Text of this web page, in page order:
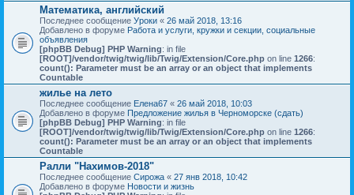
Математика, английский
Последнее сообщение Уроки « 26 май 2018, 13:16
Добавлено в форуме Работа и услуги, кружки и секции, социальные
объявления
[phpBB Debug] PHP Warning: in file
[ROOT]/vendor/twig/twig/lib/Twig/Extension/Core.php on line 1266:
count(): Parameter must be an array or an object that implements
Countable
жилье на лето
Последнее сообщение Елена67 « 26 май 2018, 10:03
Добавлено в форуме Предложение жилья в Черноморске (сдать)
[phpBB Debug] PHP Warning: in file
[ROOT]/vendor/twig/twig/lib/Twig/Extension/Core.php on line 1266:
count(): Parameter must be an array or an object that implements
Countable
Ралли "Нахимов-2018"
Последнее сообщение Сирожа « 27 янв 2018, 10:42
Добавлено в форуме Новости и жизнь